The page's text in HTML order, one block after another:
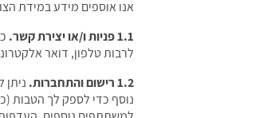
אנו אוספים מידע במידת
1.1 פניות ו/או יצירת קשר.
לרבות טלפון, דואר
1.2 רישום והתחברות.
נוסף כדי לספק לך הטבות